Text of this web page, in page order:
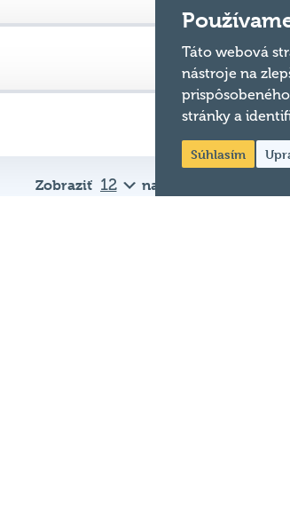
Zobraziť na stránku
Táto webová
nástroje na
stránky a
Súhlasím